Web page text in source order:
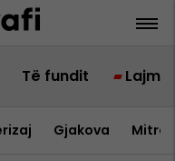
Të fundit Lajme
Gjakova